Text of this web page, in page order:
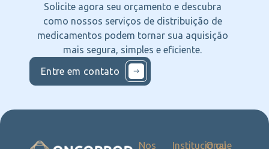
Solicite agora seu orçamento e descubra
como nossos serviços de distribuição de
medicamentos podem tornar sua aquisição
mais segura, simples e eficiente.
Entre em contato
Institucional
O que
Nos